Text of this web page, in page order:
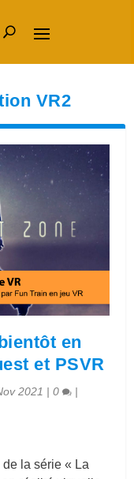
VR2
en
et PSVR
2021 |0 |
la série « La